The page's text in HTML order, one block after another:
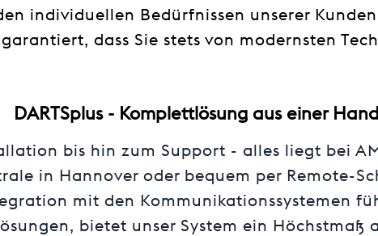
individuellen Bedürfnissen unserer
dass Sie stets von modernsten
DARTSplus - Komplettlösung aus einer
bis hin zum Support - alles liegt bei
in Hannover oder bequem per Remote-
mit den Kommunikationssystemen
bietet unser System ein